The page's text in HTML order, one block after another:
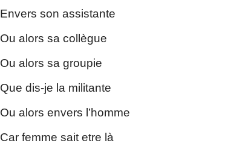
Envers son assistante
Ou alors sa collègue
Ou alors sa groupie
Que dis-je la militante
Ou alors envers l’homme
Car femme sait etre là